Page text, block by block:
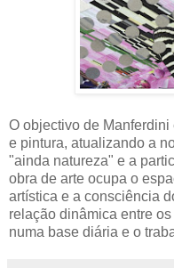
O objectivo de
e pintura, atualizando a
"ainda natureza" e a
obra de arte ocupa o
artística e a consciência
relação dinâmica entre
numa base diária e o